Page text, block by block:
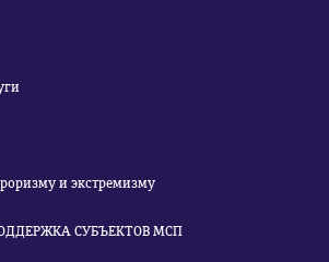
и экстремизму
СУБЪЕКТОВ МСП